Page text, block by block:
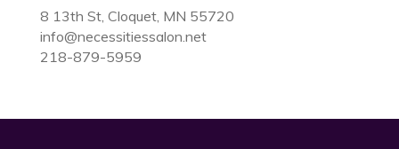
8 13th St, Cloquet, MN 55720
info@necessitiessalon.net
218-879-5959